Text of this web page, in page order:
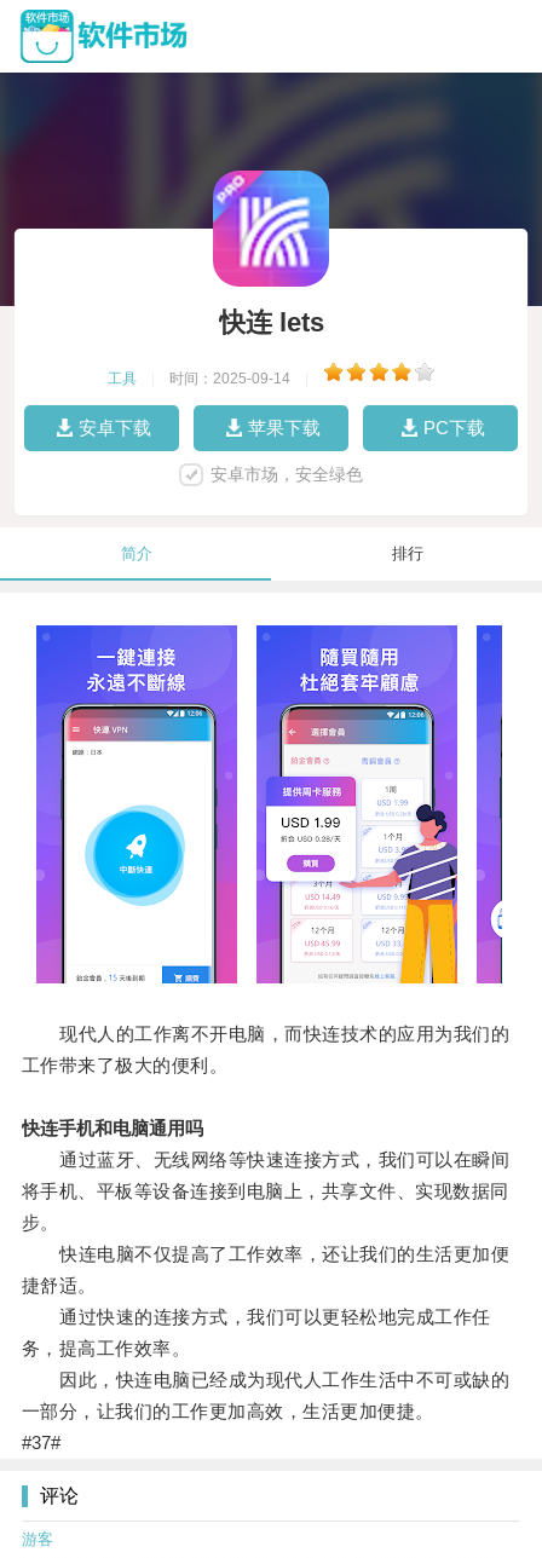
快连 lets
工具 时间：2025-09-14
安卓下载 苹果下载 PC下载
安卓市场，安全绿色
简介 排行
现代人的工作离不开电脑，而快连技术的应用为我们的
工作带来了极大的便利。
快连手机和电脑通用吗
通过蓝牙、无线网络等快速连接方式，我们可以在瞬间
将手机、平板等设备连接到电脑上，共享文件、实现数据同
步。
快连电脑不仅提高了工作效率，还让我们的生活更加便
捷舒适。
通过快速的连接方式，我们可以更轻松地完成工作任
务，提高工作效率。
因此，快连电脑已经成为现代人工作生活中不可或缺的
一部分，让我们的工作更加高效，生活更加便捷。
#37#
评论
游客